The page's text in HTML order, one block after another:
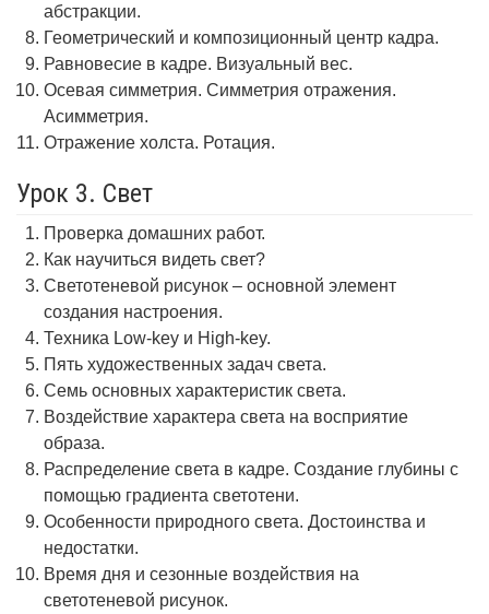
абстракции.
Геометрический и композиционный центр кадра.
Равновесие в кадре. Визуальный вес.
Осевая симметрия. Симметрия отражения.
Асимметрия.
Отражение холста. Ротация.
Урок 3. Свет
Проверка домашних работ.
Как научиться видеть свет?
Светотеневой рисунок – основной элемент
создания настроения.
Техника Low-key и High-key.
Пять художественных задач света.
Семь основных характеристик света.
Воздействие характера света на восприятие
образа.
Распределение света в кадре. Создание глубины с
помощью градиента светотени.
Особенности природного света. Достоинства и
недостатки.
Время дня и сезонные воздействия на
светотеневой рисунок.